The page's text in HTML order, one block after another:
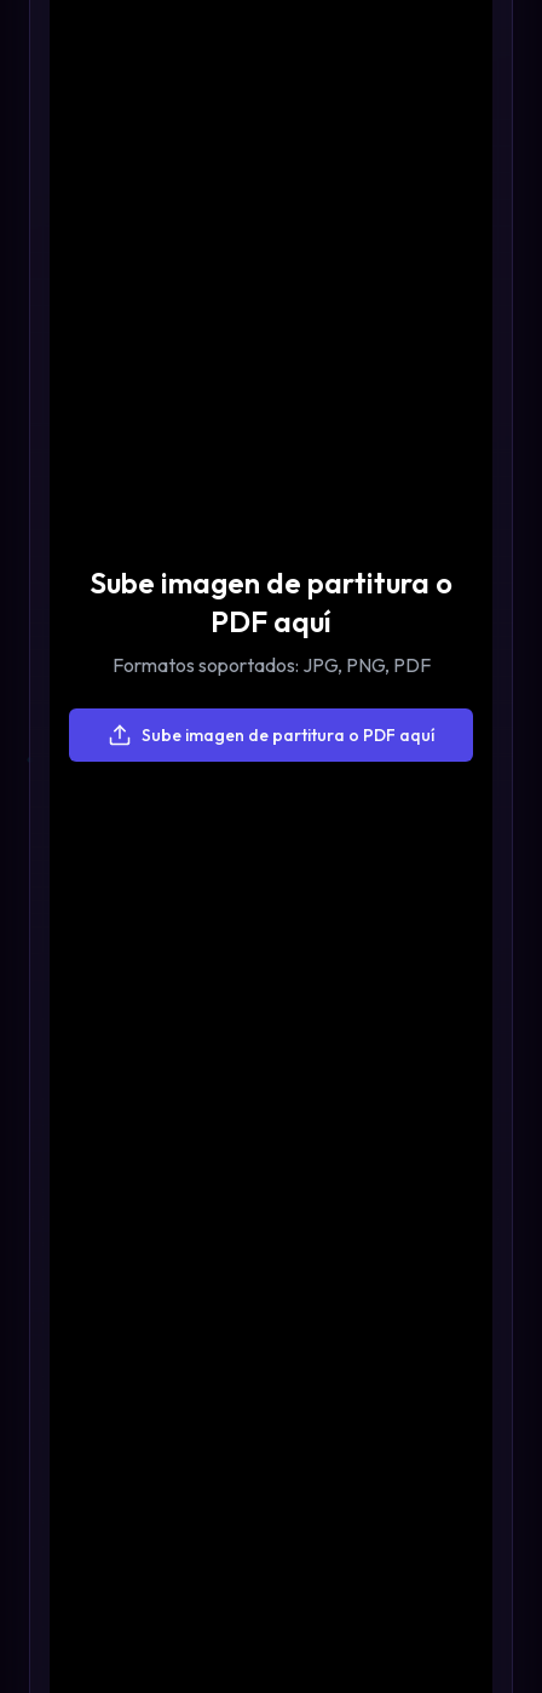
Sube imagen de partitura o
PDF aquí
Formatos soportados: JPG, PNG, PDF
Sube imagen de partitura o PDF aquí